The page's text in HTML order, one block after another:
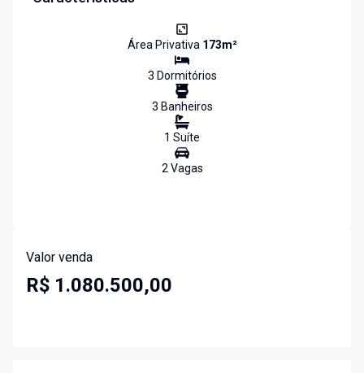
Área Privativa 173m²
3 Dormitórios
3 Banheiros
1 Suíte
2Vagas
Valor venda
R$ 1.080.500,00